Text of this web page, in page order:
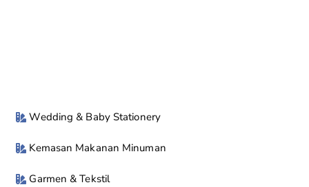
Wedding & Baby Stationery
Kemasan Makanan Minuman
Garmen & Tekstil